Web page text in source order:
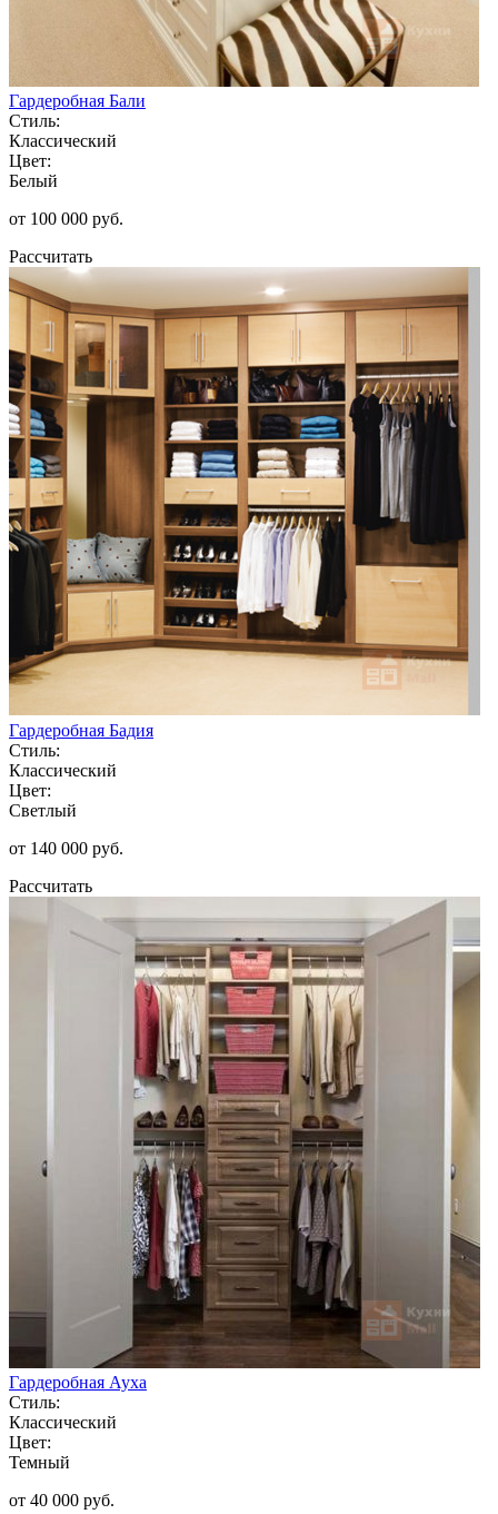
Гардеробная Бали
Стиль:
Классический
Цвет:
Белый
от 100 000 руб.
Рассчитать
Гардеробная Бадия
Стиль:
Классический
Цвет:
Светлый
от 140 000 руб.
Рассчитать
Гардеробная Ауха
Стиль:
Классический
Цвет:
Темный
от 40 000 руб.